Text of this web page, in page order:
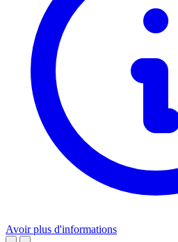
Avoir plus d'informations